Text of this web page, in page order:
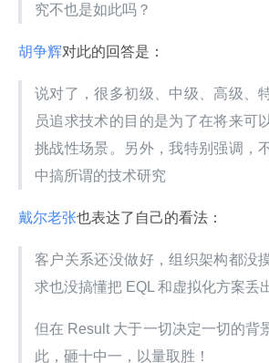
究不也是如此吗？
胡争辉对此的回答是：
说对了，很多初级、中级、高级、
员追求技术的目的是为了在将来可
挑战性场景。另外，我特别强调，
中搞所谓的技术研究
戴尔老张也表达了自己的看法：
客户关系还没做好，组织架构都没
求也没搞懂把 EQL 和虚拟化方案丢
但在 Result 大于一切决定一切的背
此，砸十中一，以量取胜！